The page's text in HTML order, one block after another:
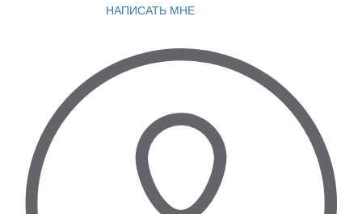
НАПИСАТЬ МНЕ